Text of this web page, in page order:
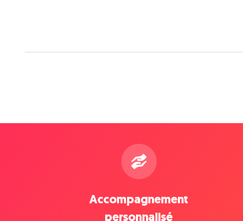
Accompagnement
personnalisé